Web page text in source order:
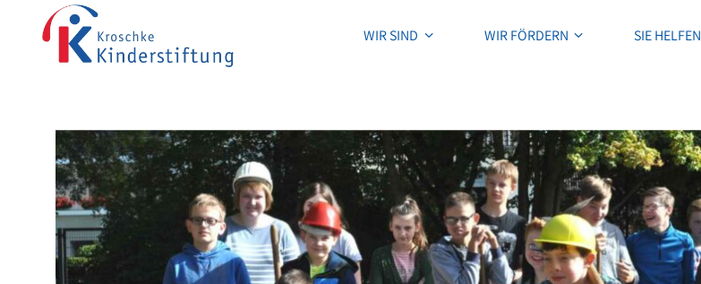
WIR SIND WIR FÖRDERN SIE HELFEN
WIR SIND WIR FÖRDERN SIE HELFEN